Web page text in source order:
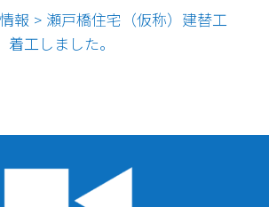
報 > 瀬戸橋住宅（仮称）建替工
工しました。